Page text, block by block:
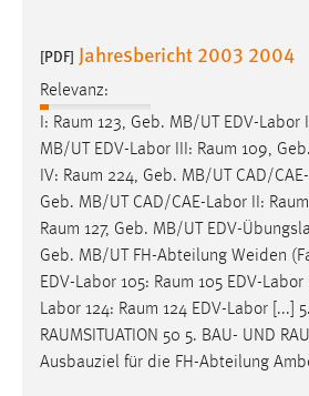
[PDF] Jahresbericht 2003 2004
Relevanz:
I: Raum 123, Geb. MB/UT EDV-Labor
MB/UT EDV-Labor III: Raum 109,
IV: Raum 224, Geb. MB/UT CAD/
Geb. MB/UT CAD/CAE-Labor II: Raum
Raum 127, Geb. MB/UT EDV-
Geb. MB/UT FH-Abteilung Weiden
EDV-Labor 105: Raum 105 EDV-Labor
Labor 124: Raum 124 EDV-Labor [...]
RAUMSITUATION 50 5. BAU- UND
Ausbauziel für die FH-Abteilung